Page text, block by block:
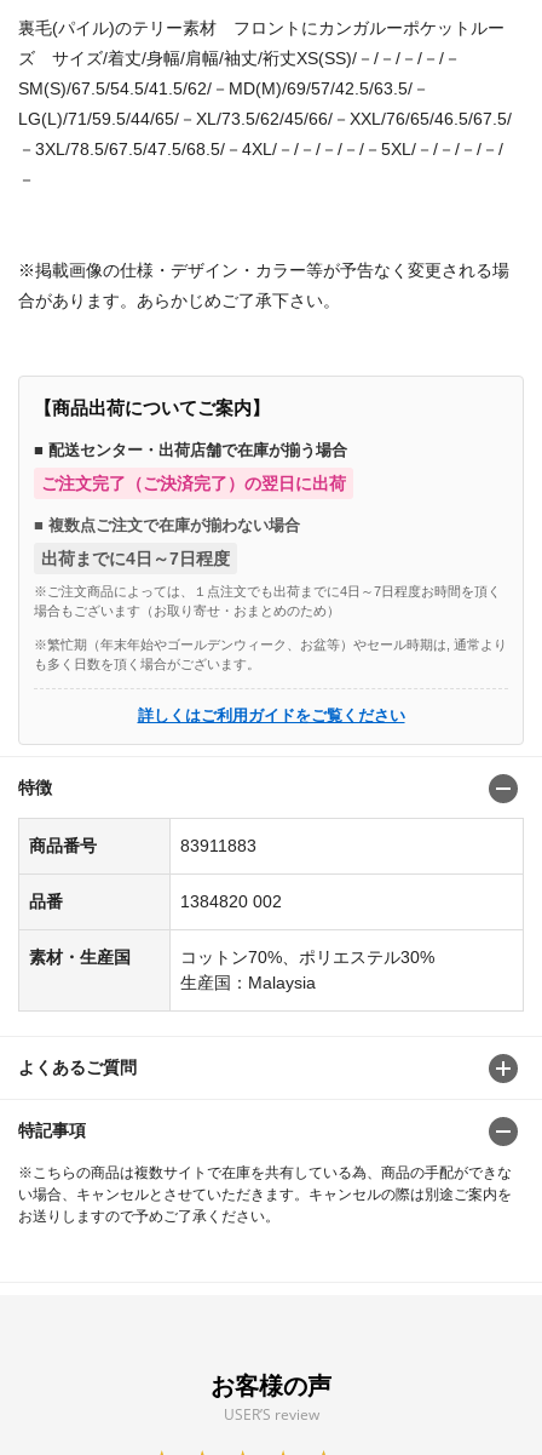
裏毛(パイル)のテリー素材 フロントにカンガルーポケットルー
ズ サイズ/着丈/身幅/肩幅/袖丈/裄丈XS(SS)/－/－/－/－/－
SM(S)/67.5/54.5/41.5/62/－MD(M)/69/57/42.5/63.5/－
LG(L)/71/59.5/44/65/－XL/73.5/62/45/66/－XXL/76/65/46.5/67.5/
－3XL/78.5/67.5/47.5/68.5/－4XL/－/－/－/－/－5XL/－/－/－/－/
－
※掲載画像の仕様・デザイン・カラー等が予告なく変更される場
合があります。あらかじめご了承下さい。
【商品出荷についてご案内】
■ 配送センター・出荷店舗で在庫が揃う場合
ご注文完了（ご決済完了）の翌日に出荷
■ 複数点ご注文で在庫が揃わない場合
出荷までに4日～7日程度
※ご注文商品によっては、１点注文でも出荷までに4日～7日程度お時間を頂く
場合もございます（お取り寄せ・おまとめのため）
※繁忙期（年末年始やゴールデンウィーク、お盆等）やセール時期は, 通常より
も多く日数を頂く場合がございます。
詳しくはご利用ガイドをご覧ください
特徴
商品番号 83911883
品番 1384820 002
素材・生産国
コットン70%、ポリエステル30%
生産国：Malaysia
よくあるご質問
特記事項
※こちらの商品は複数サイトで在庫を共有している為、商品の手配ができな
い場合、キャンセルとさせていただきます。キャンセルの際は別途ご案内を
お送りしますので予めご了承ください。
お客様の声
USER’S review